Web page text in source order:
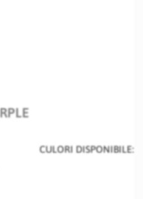
CULORI DISPONIBILE: